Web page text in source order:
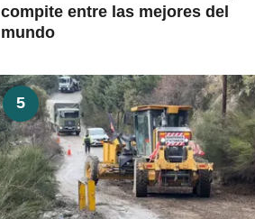
compite entre las mejores del
mundo
5